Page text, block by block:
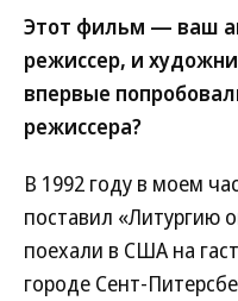
Этот фильм — ваш
режиссер, и
впервые
режиссера?
В 1992 году в моем
поставил «Литургию
поехали в США на
городе Сент-